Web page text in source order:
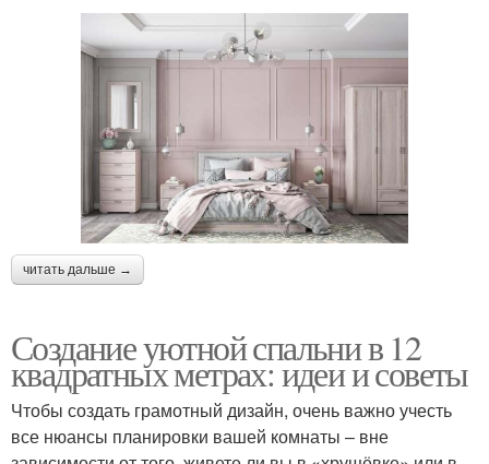
читать дальше →
Создание уютной спальни в 12
квадратных метрах: идеи и советы
Чтобы создать грамотный дизайн, очень важно учесть
все нюансы планировки вашей комнаты – вне